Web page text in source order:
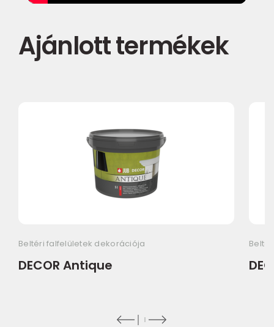
Ajánlott termékek
Beltéri falfelületek dekorációja
DECOR Antique